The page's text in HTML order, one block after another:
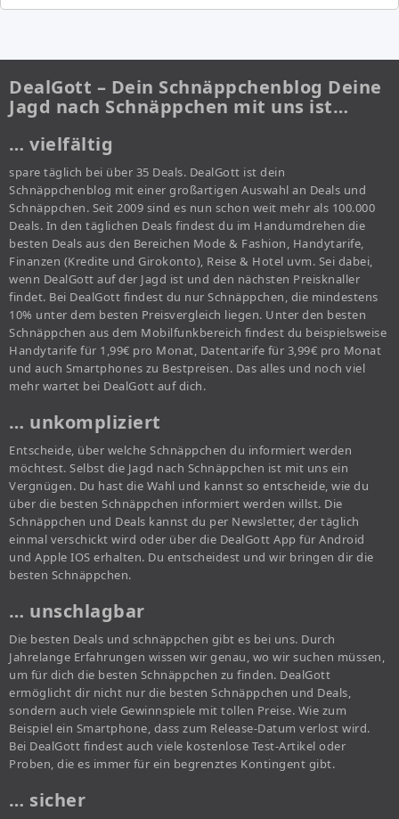
DealGott – Dein Schnäppchenblog Deine
Jagd nach Schnäppchen mit uns ist…
… vielfältig
spare täglich bei über 35 Deals. DealGott ist dein
Schnäppchenblog mit einer großartigen Auswahl an Deals und
Schnäppchen. Seit 2009 sind es nun schon weit mehr als 100.000
Deals. In den täglichen Deals findest du im Handumdrehen die
besten Deals aus den Bereichen Mode & Fashion, Handytarife,
Finanzen (Kredite und Girokonto), Reise & Hotel uvm. Sei dabei,
wenn DealGott auf der Jagd ist und den nächsten Preisknaller
findet. Bei DealGott findest du nur Schnäppchen, die mindestens
10% unter dem besten Preisvergleich liegen. Unter den besten
Schnäppchen aus dem Mobilfunkbereich findest du beispielsweise
Handytarife für 1,99€ pro Monat, Datentarife für 3,99€ pro Monat
und auch Smartphones zu Bestpreisen. Das alles und noch viel
mehr wartet bei DealGott auf dich.
… unkompliziert
Entscheide, über welche Schnäppchen du informiert werden
möchtest. Selbst die Jagd nach Schnäppchen ist mit uns ein
Vergnügen. Du hast die Wahl und kannst so entscheide, wie du
über die besten Schnäppchen informiert werden willst. Die
Schnäppchen und Deals kannst du per Newsletter, der täglich
einmal verschickt wird oder über die DealGott App für Android
und Apple IOS erhalten. Du entscheidest und wir bringen dir die
besten Schnäppchen.
… unschlagbar
Die besten Deals und schnäppchen gibt es bei uns. Durch
Jahrelange Erfahrungen wissen wir genau, wo wir suchen müssen,
um für dich die besten Schnäppchen zu finden. DealGott
ermöglicht dir nicht nur die besten Schnäppchen und Deals,
sondern auch viele Gewinnspiele mit tollen Preise. Wie zum
Beispiel ein Smartphone, dass zum Release-Datum verlost wird.
Bei DealGott findest auch viele kostenlose Test-Artikel oder
Proben, die es immer für ein begrenztes Kontingent gibt.
… sicher